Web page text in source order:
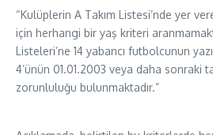
“Kulüplerin A Takım Listesi’nde yer
için herhangi bir yaş kriteri
Listeleri’ne 14 yabancı futbolcunun
4’ünün 01.01.2003 veya daha sonraki
zorunluluğu bulunmaktadır.”